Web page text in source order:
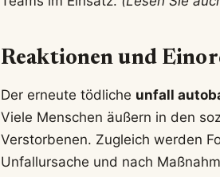
Reaktionen und
Der erneute tödliche unfall
Viele Menschen äußern in den
Verstorbenen. Zugleich werden
Unfallursache und nach